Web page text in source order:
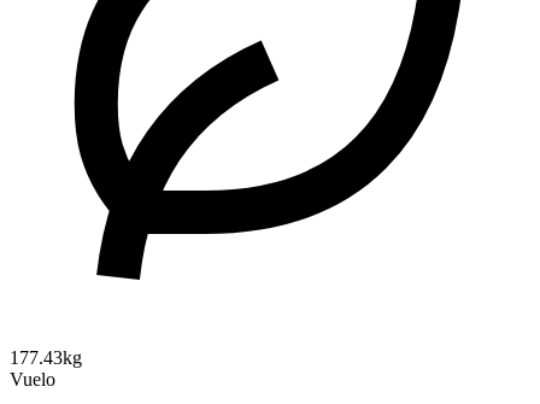
177.43kg
Vuelo